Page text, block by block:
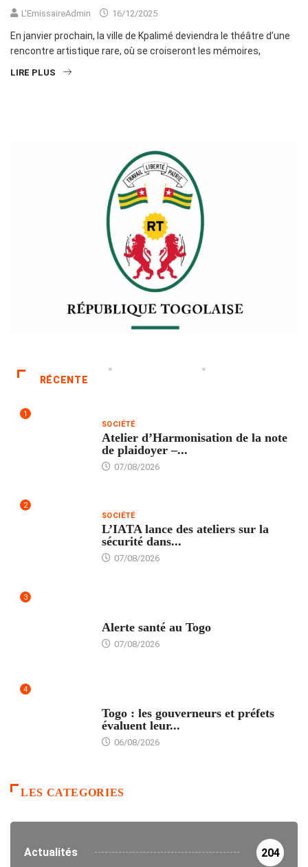
L'EmissaireAdmin 16/12/2025
En janvier prochain, la ville de Kpalimé deviendra le théâtre d’une
rencontre artistique rare, où se croiseront les mémoires,
LIRE PLUS
RÉCENTE
1
SOCIÉTÉ
Atelier d’Harmonisation de la note
de plaidoyer –...
07/08/2026
2
SOCIÉTÉ
L’IATA lance des ateliers sur la
sécurité dans...
07/08/2026
3
Alerte santé au Togo
07/08/2026
4
Togo : les gouverneurs et préfets
évaluent leur...
06/08/2026
LES CATEGORIES
Actualités 204